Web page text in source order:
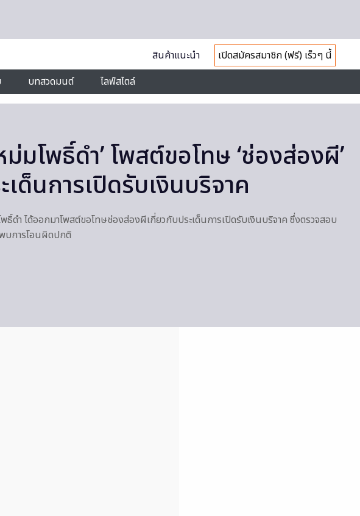
สินค้าแนะนำ
เปิดสมัครสมาชิก (ฟรี) เร็วๆ นี้
บทสวดมนต์ ไลฟ์สไตล์
ม่มโพธิ์ดำ’ โพสต์ขอโทษ ‘ช่องส่องผี’
เด็นการเปิดรับเงินบริจาค
ธิ์ดำ ได้ออกมาโพสต์ขอโทษช่องส่องผีเกี่ยวกับประเด็นการเปิดรับเงินบริจาค ซึ่งตรวจสอบ
บการโอนผิดปกติ